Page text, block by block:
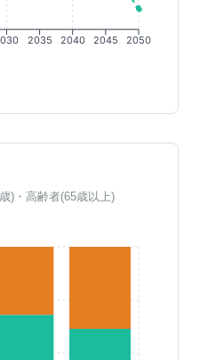
2035 2040 2045 2050
)・高齢者(65歳以上)